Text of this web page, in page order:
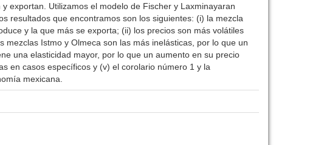
exportan. Utilizamos el modelo de Fischer y Laxminayaran
resultados que encontramos son los siguientes: (i) la mezcla
y la que más se exporta; (ii) los precios son más volátiles
Istmo y Olmeca son las más inelásticas, por lo que un
una elasticidad mayor, por lo que un aumento en su precio
en casos específicos y (v) el corolario número 1 y la
mexicana.